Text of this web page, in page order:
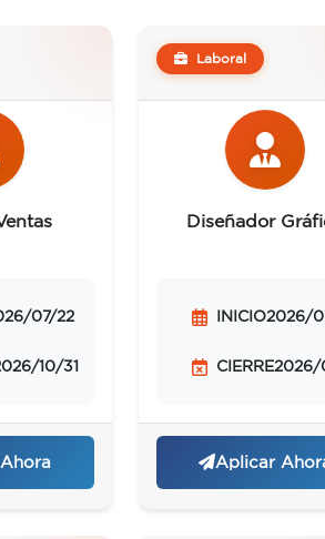
07/22
10/31
Laboral
Diseñador
INICIO2026/
CIERRE2026/
Aplicar